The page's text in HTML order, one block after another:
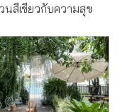
สีเขียวกับความสุข